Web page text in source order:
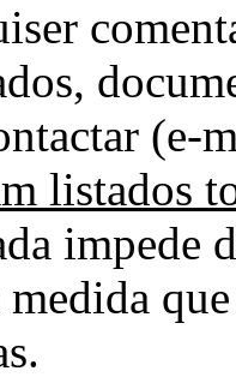
(e-
listados
impede
medida